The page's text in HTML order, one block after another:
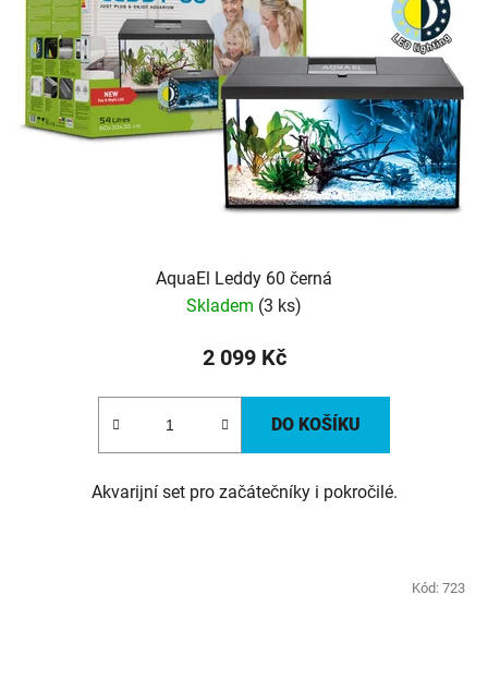
AquaEl Leddy 60 černá
Skladem (3 ks)
2 099 Kč
DO KOŠÍKU
Akvarijní set pro začátečníky i pokročilé.
Kód: 723